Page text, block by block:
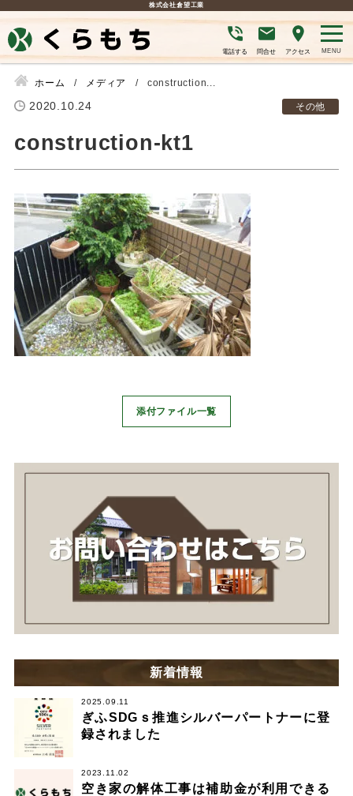
株式会社倉望工業
電話する 問合せ アクセス
ホーム メディア construction...
2020.10.24 その他
construction-kt1
添付ファイル一覧
新着情報
2025.09.11
ぎふSDGｓ推進シルバーパートナーに登
録されました
2023.11.02
空き家の解体工事は補助金が利用できる